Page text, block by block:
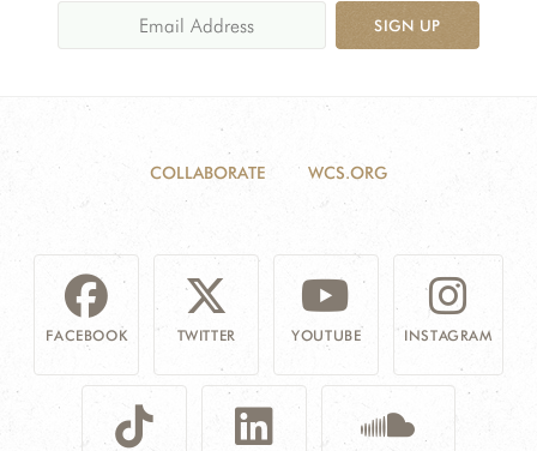
SIGN UP
COLLABORATE WCS.ORG
FACEBOOK TWITTER YOUTUBE INSTAGRAM